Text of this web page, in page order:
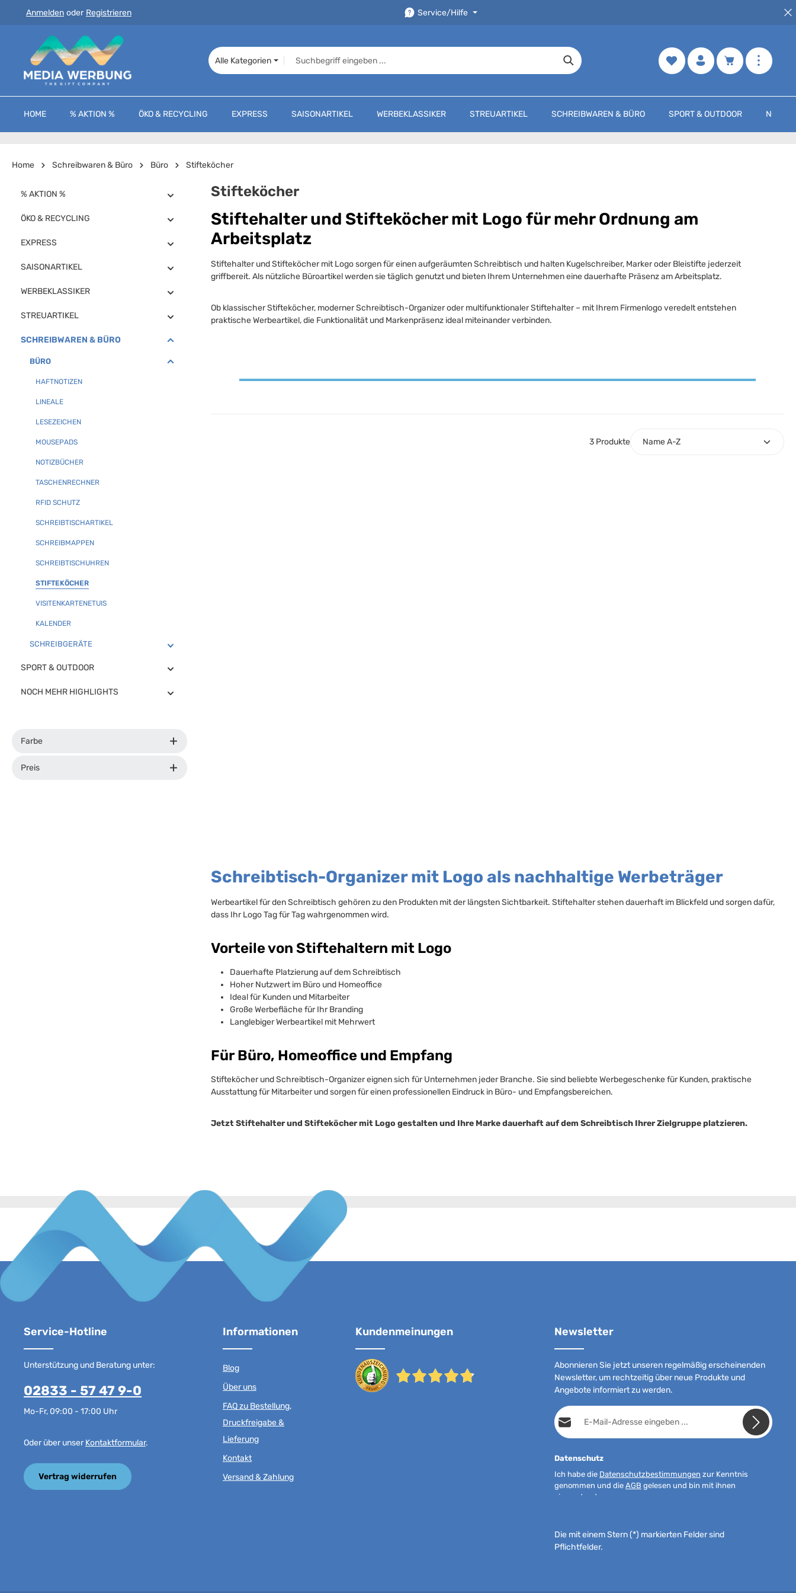
Hauptinhalt springen
Zur Suche springen
Zur Hauptnavigation springen
Anmelden oder Registrieren Service/Hilfe
Alle Kategorien
Merkzettel Warenkorb
HOME % AKTION % ÖKO & RECYCLING EXPRESS SAISONARTIKEL WERBEKLASSIKER STREUARTIKEL SCHREIBWAREN & BÜRO SPORT & OUTDOOR NOCH
Home Schreibwaren & Büro Büro Stifteköcher
% AKTION %
ÖKO & RECYCLING
EXPRESS
SAISONARTIKEL
WERBEKLASSIKER
STREUARTIKEL
SCHREIBWAREN & BÜRO
BÜRO
HAFTNOTIZEN
LINEALE
LESEZEICHEN
MOUSEPADS
NOTIZBÜCHER
TASCHENRECHNER
RFID SCHUTZ
SCHREIBTISCHARTIKEL
SCHREIBMAPPEN
SCHREIBTISCHUHREN
STIFTEKÖCHER
VISITENKARTENETUIS
KALENDER
SCHREIBGERÄTE
SPORT & OUTDOOR
NOCH MEHR HIGHLIGHTS
Farbe
Preis
Stifteköcher
Stiftehalter und Stifteköcher mit Logo für mehr Ordnung am
Arbeitsplatz
Stiftehalter und Stifteköcher mit Logo sorgen für einen aufgeräumten Schreibtisch und halten Kugelschreiber, Marker oder Bleistifte jederzeit
griffbereit. Als nützliche Büroartikel werden sie täglich genutzt und bieten Ihrem Unternehmen eine dauerhafte Präsenz am Arbeitsplatz.
Ob klassischer Stifteköcher, moderner Schreibtisch-Organizer oder multifunktionaler Stiftehalter – mit Ihrem Firmenlogo veredelt entstehen
praktische Werbeartikel, die Funktionalität und Markenpräsenz ideal miteinander verbinden.
3 Produkte
Schreibtisch-Organizer mit Logo als nachhaltige Werbeträger
Werbeartikel für den Schreibtisch gehören zu den Produkten mit der längsten Sichtbarkeit. Stiftehalter stehen dauerhaft im Blickfeld und sorgen dafür,
dass Ihr Logo Tag für Tag wahrgenommen wird.
Vorteile von Stiftehaltern mit Logo
Dauerhafte Platzierung auf dem Schreibtisch
Hoher Nutzwert im Büro und Homeoffice
Ideal für Kunden und Mitarbeiter
Große Werbefläche für Ihr Branding
Langlebiger Werbeartikel mit Mehrwert
Für Büro, Homeoffice und Empfang
Stifteköcher und Schreibtisch-Organizer eignen sich für Unternehmen jeder Branche. Sie sind beliebte Werbegeschenke für Kunden, praktische
Ausstattung für Mitarbeiter und sorgen für einen professionellen Eindruck in Büro- und Empfangsbereichen.
Jetzt Stiftehalter und Stifteköcher mit Logo gestalten und Ihre Marke dauerhaft auf dem Schreibtisch Ihrer Zielgruppe platzieren.
Service-Hotline
Unterstützung und Beratung unter:
02833 - 57 47 9-0
Mo-Fr, 09:00 - 17:00 Uhr
Oder über unserKontaktformular.
Vertrag widerrufen
Informationen
Blog
Über uns
FAQ zu Bestellung,
Druckfreigabe &
Lieferung
Kontakt
Versand & Zahlung
Kundenmeinungen Newsletter
Abonnieren Sie jetzt unseren regelmäßig erscheinenden
Newsletter, um rechtzeitig über neue Produkte und
Angebote informiert zu werden.
E-Mail-Adresse*
Datenschutz
Ich habe die Datenschutzbestimmungen zur Kenntnis
genommen und die AGB gelesen und bin mit ihnen
einverstanden.
Die mit einem Stern (*) markierten Felder sind
Pflichtfelder.